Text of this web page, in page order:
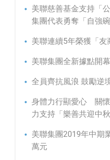
美聯慈善基金支持「
集團代表勇奪「自強
美聯連續5年榮獲「友
美聯集團全新據點開
全員齊抗風浪 鼓勵逆
身體力行顯愛心 關
力支持「樂善共迎中秋
美聯集團2019年中期
萬元